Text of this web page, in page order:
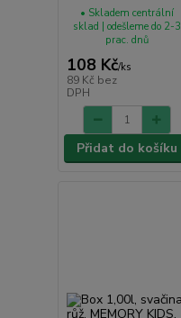
108 Kč/ks
89 Kč bez
DPH
• Skladem centrální
sklad | odešleme do 2-3
prac. dnů
Přidat do košíku